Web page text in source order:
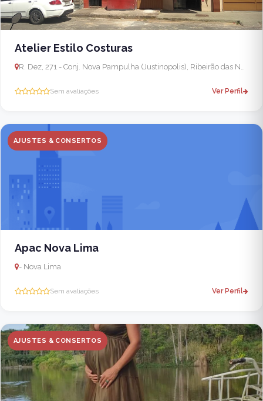
Atelier Estilo Costuras
R. Dez, 271 - Conj. Nova Pampulha (Justinopolis), Ribeirão das Neves - MG, 33937-190, Brasil
Sem avaliações Ver Perfil
AJUSTES & CONSERTOS
Apac Nova Lima
- Nova Lima
Sem avaliações Ver Perfil
AJUSTES & CONSERTOS